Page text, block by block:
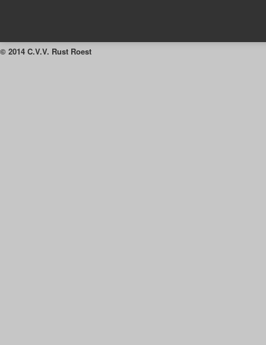
© 2014 C.V.V. Rust Roest